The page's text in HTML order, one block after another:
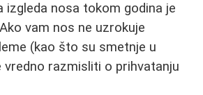
izgleda nosa tokom godina je
vam nos ne uzrokuje
(kao što su smetnje u
vredno razmisliti o prihvatanju